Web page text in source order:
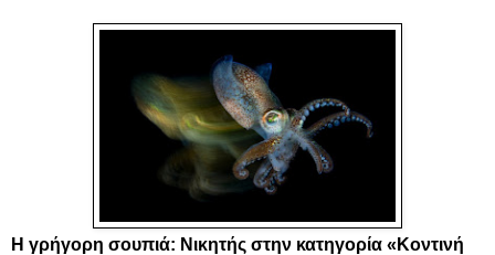
Η γρήγορη σουπιά: Νικητής στην κατηγορία «Κοντινή